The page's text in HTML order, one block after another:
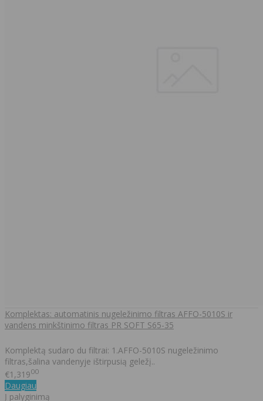
Komplektas: automatinis nugeležinimo filtras AFFO-5010S ir
vandens minkštinimo filtras PR SOFT S65-35
Komplektą sudaro du filtrai: 1.AFFO-5010S nugeležinimo
filtras,šalina vandenyje ištirpusią geležį..
€1,31900
Daugiau
Į palyginimą